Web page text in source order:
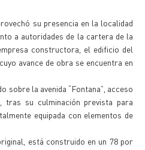
su presencia en la localidad
a autoridades de la cartera de la
constructora, el edificio del
avance de obra se encuentra en
sobre la avenida “Fontana”, acceso
tras su culminación prevista para
equipada con elementos de
está construido en un 78 por